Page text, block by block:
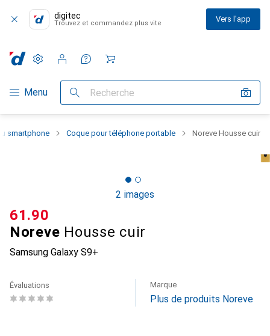
digitec
Trouvez et commandez plus vite Vers l'app
Navigation par catégorie
Menu Recherche
Paramètres
Compte client
Listes de comparaison
Listes d'envies
Panier
smartphone Coque pour téléphone portable Noreve Housse cuir
2 images
Noreve Housse cuir
Samsung Galaxy S9+
CHF
61.90
Évaluations Marque
Plus de produits Noreve